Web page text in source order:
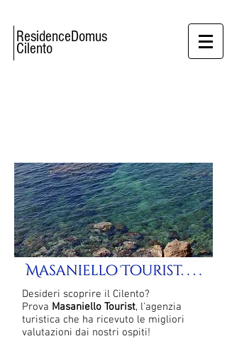
ResidenceDomus
Cilento
Desideri scoprire il Cilento?
Prova Masaniello Tourist, l'agenzia
turistica che ha ricevuto le migliori
valutazioni dai nostri ospiti!